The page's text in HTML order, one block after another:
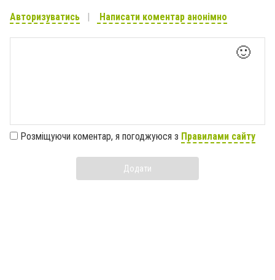
Авторизуватись Написати коментар анонімно
🙂
Розміщуючи коментар, я погоджуюся з Правилами сайту
Додати